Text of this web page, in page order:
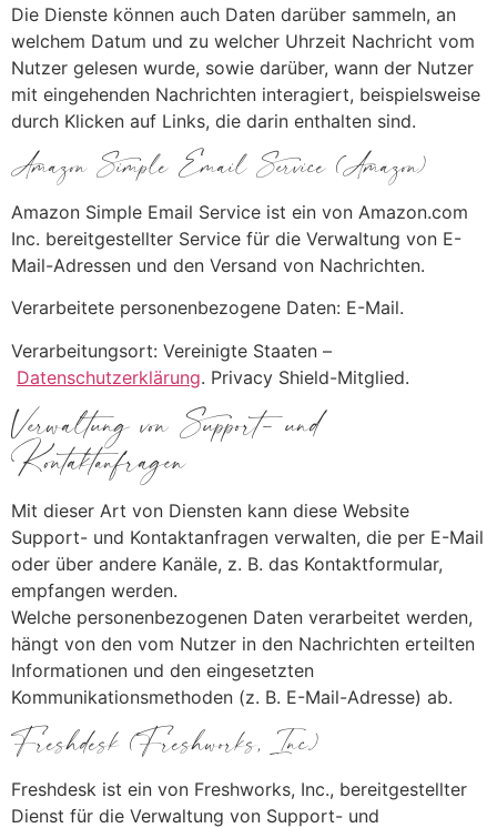
Die Dienste können auch Daten darüber sammeln, an
welchem Datum und zu welcher Uhrzeit Nachricht vom
Nutzer gelesen wurde, sowie darüber, wann der Nutzer
mit eingehenden Nachrichten interagiert, beispielsweise
durch Klicken auf Links, die darin enthalten sind.
Amazon Simple Email Service (Amazon)
Amazon Simple Email Service ist ein von Amazon.com
Inc. bereitgestellter Service für die Verwaltung von E-
Mail-Adressen und den Versand von Nachrichten.
Verarbeitete personenbezogene Daten: E-Mail.
Verarbeitungsort: Vereinigte Staaten –
Datenschutzerklärung. Privacy Shield-Mitglied.
Verwaltung von Support- und
Kontaktanfragen
Mit dieser Art von Diensten kann diese Website
Support- und Kontaktanfragen verwalten, die per E-Mail
oder über andere Kanäle, z. B. das Kontaktformular,
empfangen werden.
Welche personenbezogenen Daten verarbeitet werden,
hängt von den vom Nutzer in den Nachrichten erteilten
Informationen und den eingesetzten
Kommunikationsmethoden (z. B. E-Mail-Adresse) ab.
Freshdesk (Freshworks, Inc.)
Freshdesk ist ein von Freshworks, Inc., bereitgestellter
Dienst für die Verwaltung von Support- und